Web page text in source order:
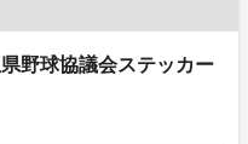
野球協議会ステッカー